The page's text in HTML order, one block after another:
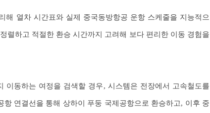
해 열차 시간표와 실제 중국동방항공 운항 스케줄을 지능적으
렬하고 적절한 환승 시간까지 고려해 보다 편리한 이동 경험을
이동하는 여정을 검색할 경우, 시스템은 전장에서 고속철도를
연결선을 통해 상하이 푸둥 국제공항으로 환승하고, 이후 중